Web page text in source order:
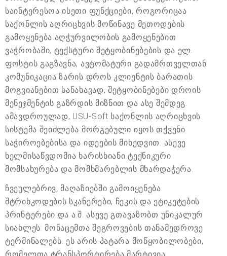
საინტერესოა ისეთი ფუნქციები, როგორიცაა
საქონლის აღრიცხვის მოწინავე მეთოდების
გამოყენება აღჭურვილობის გამოყენებით
ვაჭრობაში, ტექსტური შეტყობინებების და ელ.
ფოსტის გაგზავნა, ავტომატური გადამრთველთან
კომუნიკაცია ზარის დროს კლიენტის ბარათის
მოგვიანებით სანახავად, შეტყობინებები დროის
მენეჯმენტის გაზრდის მიზნით და ასე შემდეგ.
ამავდროულად, USU-Soft საქონლის აღრიცხვის
სისტემა შეიძლება მორგებული იყოს თქვენი
საჭიროებებისა და იდეების მიხედვით. ასევე
ხელმისაწვდომია ხარისხიანი ტექნიკური
მომსახურება და მომხმარებლის მხარდაჭერა.
ჩვეულებრივ, მაღაზიებში გამოიყენება
შტრიხკოდების სკანერები, ჩეკის და ეტიკეტების
პრინტერები და ა.შ. ასევე გთავაზობთ უნიკალურ
სიახლეს: მონაცემთა შეგროვების თანამედროვე
ტერმინალებს. ეს არის პატარა მოწყობილობები,